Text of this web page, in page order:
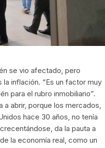
se vio afectado, pero
inflación. “Es un factor muy
para el rubro inmobiliario”.
a abrir, porque los mercados,
hace 30 años, no tenía
da la pauta a
la economía real, como un